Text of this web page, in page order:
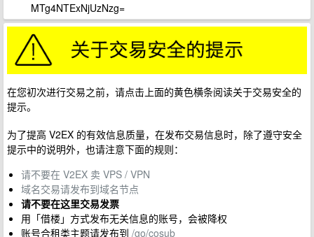
MTg4NTExNjUzNzg=
在您初次进行交易之前，请点击上面的黄色横条阅读关于交易安全的
提示。
为了提高 V2EX 的有效信息质量，在发布交易信息时，除了遵守安全
提示中的说明外，也请注意下面的规则：
请不要在 V2EX 卖 VPS / VPN
域名交易请发布到域名节点
请不要在这里交易发票
用「借楼」方式发布无关信息的账号，会被降权
账号合租类主题请发布到 /go/cosub